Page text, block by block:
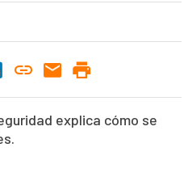
explica cómo se